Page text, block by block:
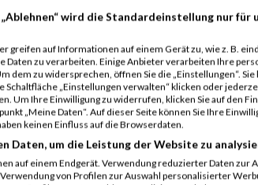
11392 Stephanie
11304
Petra
11383
Anne
4911 Franka
4867
Nina
4874
Hannelore
4904
Nela Tesch
wird die Standardeinstellung nur
greifen auf Informationen auf einem Gerät zu, wie z. B.
zu verarbeiten. Einige Anbieter verarbeiten Ihre
dem zu widersprechen, öffnen Sie die „Einstellungen“.
Schaltfläche „Einstellungen verwalten“ klicken oder
Um Ihre Einwilligung zu widerrufen, klicken Sie auf den
„Meine Daten“. Auf dieser Seite können Sie Ihre
keinen Einfluss auf die Browserdaten.
Daten, um die Leistung der Website zu
auf einem Endgerät. Verwendung reduzierter Daten zur
von Profilen zur Auswahl personalisierter